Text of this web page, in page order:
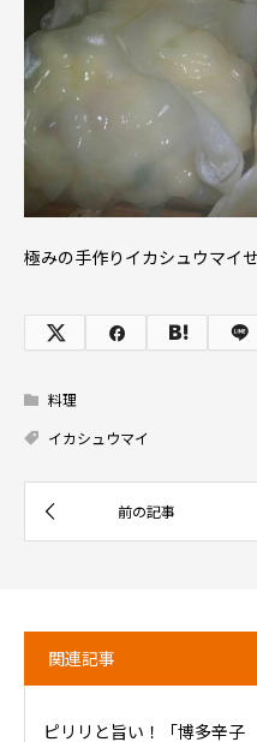
極みの手作りイカシュウマイ
料理
イカシュウマイ
関連記事
ピリリと旨い！「博多辛子